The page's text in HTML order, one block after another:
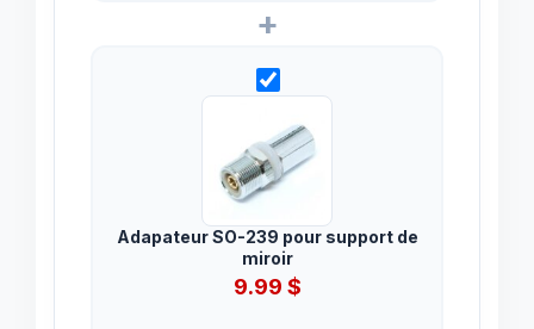
+
Adapateur SO-239 pour support de
miroir
9.99 $